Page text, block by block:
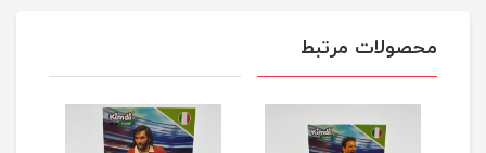
محصولات مرتبط